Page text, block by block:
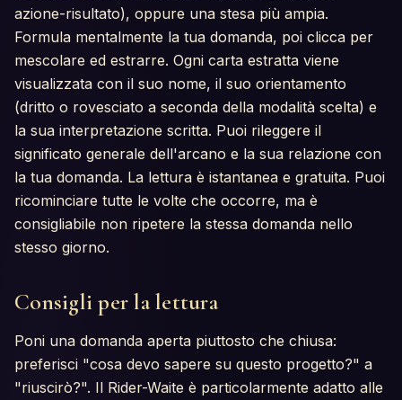
azione-risultato), oppure una stesa più ampia.
Formula mentalmente la tua domanda, poi clicca per
mescolare ed estrarre. Ogni carta estratta viene
visualizzata con il suo nome, il suo orientamento
(dritto o rovesciato a seconda della modalità scelta) e
la sua interpretazione scritta. Puoi rileggere il
significato generale dell'arcano e la sua relazione con
la tua domanda. La lettura è istantanea e gratuita. Puoi
ricominciare tutte le volte che occorre, ma è
consigliabile non ripetere la stessa domanda nello
stesso giorno.
Consigli per la lettura
Poni una domanda aperta piuttosto che chiusa:
preferisci "cosa devo sapere su questo progetto?" a
"riuscirò?". Il Rider-Waite è particolarmente adatto alle